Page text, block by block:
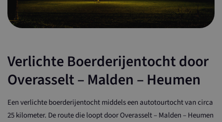
Verlichte Boerderijentocht door
Overasselt – Malden – Heumen
Een verlichte boerderijentocht middels een autotourtocht van circa
25 kilometer. De route die loopt door Overasselt – Malden – Heumen